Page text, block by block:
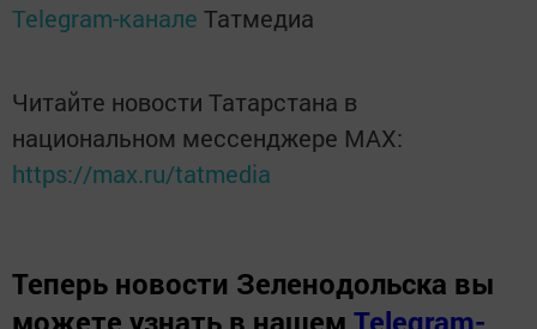
Telegram-канале Татмедиа
Читайте новости Татарстана в
национальном мессенджере MАХ:
https://max.ru/tatmedia
Теперь новости Зеленодольска вы